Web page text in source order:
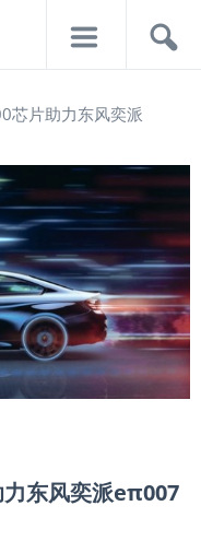
芯片助力东风奕派
东风奕派eπ007